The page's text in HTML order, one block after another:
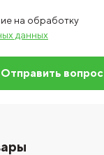
на обработку
данных
Отправить вопрос